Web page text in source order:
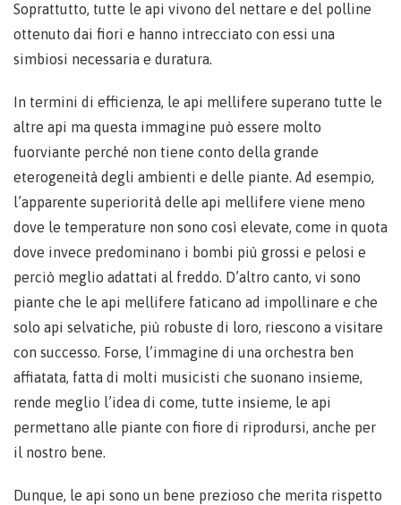
Soprattutto, tutte le api vivono del nettare e del polline
ottenuto dai fiori e hanno intrecciato con essi una
simbiosi necessaria e duratura.
In termini di efficienza, le api mellifere superano tutte le
altre api ma questa immagine può essere molto
fuorviante perché non tiene conto della grande
eterogeneità degli ambienti e delle piante. Ad esempio,
l’apparente superiorità delle api mellifere viene meno
dove le temperature non sono così elevate, come in quota
dove invece predominano i bombi più grossi e pelosi e
perciò meglio adattati al freddo. D’altro canto, vi sono
piante che le api mellifere faticano ad impollinare e che
solo api selvatiche, più robuste di loro, riescono a visitare
con successo. Forse, l’immagine di una orchestra ben
affiatata, fatta di molti musicisti che suonano insieme,
rende meglio l’idea di come, tutte insieme, le api
permettano alle piante con fiore di riprodursi, anche per
il nostro bene.
Dunque, le api sono un bene prezioso che merita rispetto